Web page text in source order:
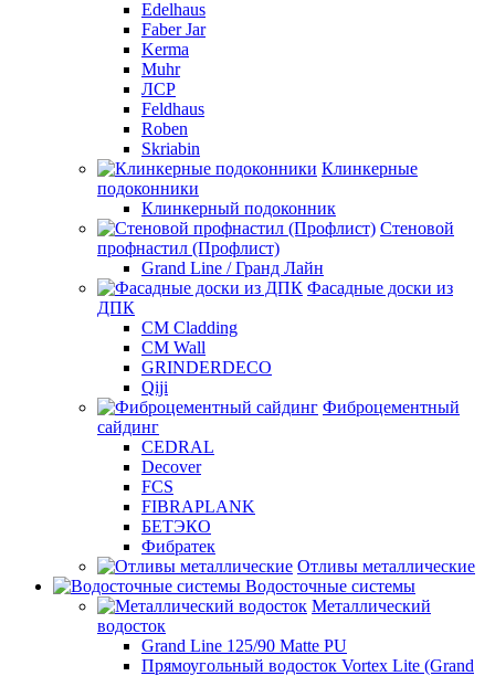
Edelhaus
Faber Jar
Kerma
Muhr
ЛСР
Feldhaus
Roben
Skriabin
Клинкерные
подоконники
Клинкерный подоконник
Стеновой
профнастил (Профлист)
Grand Line / Гранд Лайн
Фасадные доски из
ДПК
CM Cladding
CM Wall
GRINDERDECO
Qiji
Фиброцементный
сайдинг
CEDRAL
Decover
FCS
FIBRAPLANK
БЕТЭКО
Фибратек
Отливы металлические
Водосточные системы
Металлический
водосток
Grand Line 125/90 Matte PU
Прямоугольный водосток Vortex Lite (Grand